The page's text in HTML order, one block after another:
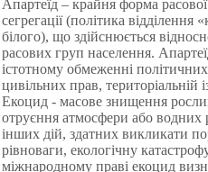
Апартеїд – крайня форма расової
сегрегації (політика відділення
білого), що здійснюється
расових груп населення.
істотному обмеженні
цивільних прав, територіальній
Екоцид - масове знищення
отруєння атмосфери або водних
інших дій, здатних викликати
рівноваги, екологічну
міжнародному праві екоцид